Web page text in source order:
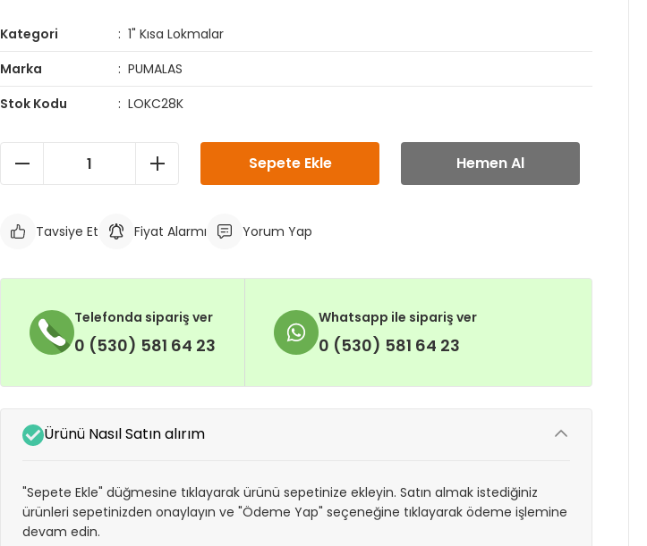
Kategori
1" Kısa Lokmalar
Marka
PUMALAS
Stok Kodu
LOKC28K
Sepete Ekle Hemen Al
Tavsiye Et Fiyat Alarmı Yorum Yap
Telefonda sipariş ver
0 (530) 581 64 23
Whatsapp ile sipariş ver
0 (530) 581 64 23
Ürünü Nasıl Satın alırım
"Sepete Ekle" düğmesine tıklayarak ürünü sepetinize ekleyin. Satın almak istediğiniz
ürünleri sepetinizden onaylayın ve "Ödeme Yap" seçeneğine tıklayarak ödeme işlemine
devam edin.